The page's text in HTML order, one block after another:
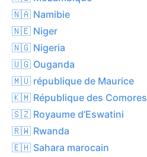
🇳🇦 Namibie
🇳🇪 Niger
🇳🇬 Nigeria
🇺🇬 Ouganda
🇲🇺 république de Maurice
🇰🇲 République des Comores
🇸🇿 Royaume d’Eswatini
🇷🇼 Rwanda
🇪🇭 Sahara marocain